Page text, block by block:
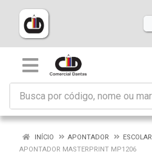
INÍCIO APONTADOR
ESCOLAR
APONTADOR MASTERPRINT MP1206